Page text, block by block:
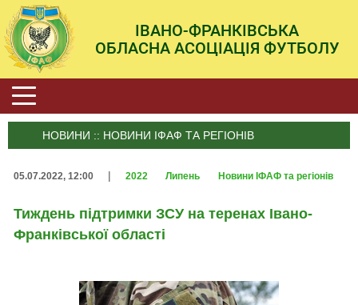
ІВАНО-ФРАНКІВСЬКА
ОБЛАСНА АСОЦІАЦІЯ ФУТБОЛУ
НОВИНИ :: НОВИНИ ІФАФ ТА РЕГІОНІВ
05.07.2022, 12:00 | 2022 Липень Новини ІФАФ та регіонів
Тиждень підтримки ЗСУ на теренах Івано-
Франківської області